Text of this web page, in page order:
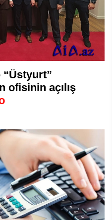
“Üstyurt”
ofisinin açılış